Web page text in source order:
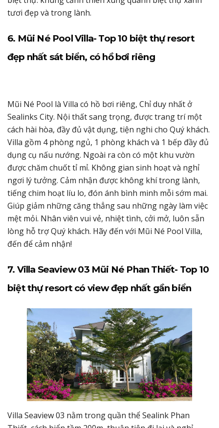
tươi đẹp và trong lành.
6. Mũi Né Pool Villa- Top 10 biệt thự resort
đẹp nhất sát biển, có hồ bơi riêng
Mũi Né Pool là Villa có hồ bơi riêng, Chỉ duy nhất ở
Sealinks City. Nội thất sang trọng, được trang trí một
cách hài hòa, đầy đủ vật dụng, tiện nghi cho Quý khách.
Villa gồm 4 phòng ngủ, 1 phòng khách và 1 bếp đầy đủ
dụng cụ nấu nướng. Ngoài ra còn có một khu vườn
được chăm chuốt tỉ mỉ. Không gian sinh hoạt và nghỉ
ngơi lý tưởng. Cảm nhận được không khí trong lành,
tiếng chim hoạt líu lo, đón ánh bình minh mỗi sớm mai.
Giúp giảm những căng thẳng sau những ngày làm việc
mệt mỏi. Nhân viên vui vẻ, nhiệt tình, cởi mở, luôn sẵn
lòng hỗ trợ Quý khách. Hãy đến với Mũi Né Pool Villa,
đến để cảm nhận!
7. Villa Seaview 03 Mũi Né Phan Thiết- Top 10
biệt thự resort có view đẹp nhất gần biển
Villa Seaview 03 nằm trong quần thể Sealink Phan